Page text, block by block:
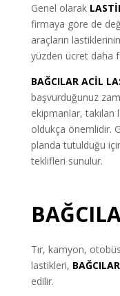
Genel olarak
firmaya göre de
araçların
yüzden ücret daha
BAĞCILAR ACİL
başvurduğunuz
ekipmanlar,
oldukça önemlidir.
planda tutulduğu
teklifleri sunulur.
Tır, kamyon,
lastikleri,
edilir.